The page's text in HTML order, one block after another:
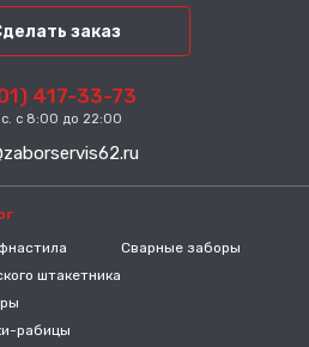
заказ
417-33-73
с 8:00 до 22:00
штакетника
рабицы
Сварные заборы